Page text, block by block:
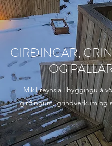
GIRÐINGAR,
OG
Mikil reynsla í byggingu á
girðingum, grindverkum og